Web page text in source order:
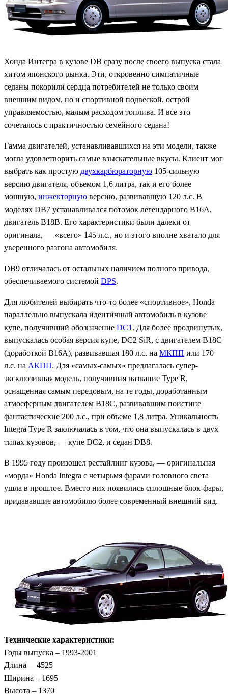
Хонда Интегра в кузове DB сразу после своего выпуска стала
хитом японского рынка. Эти, откровенно симпатичные
седаны покорили сердца потребителей не только своим
внешним видом, но и спортивной подвеской, острой
управляемостью, малым расходом топлива. И все это
сочеталось с практичностью семейного седана!
Гамма двигателей, устанавливавшихся на эти модели, также
могла удовлетворить самые взыскательные вкусы. Клиент мог
выбрать как простую двухкарбюраторную 105-сильную
версию двигателя, объемом 1,6 литра, так и его более
мощную, инжекторную версию, развивавшую 120 л.с. В
моделях DB7 устанавливался потомок легендарного B16A,
двигатель B18B. Его характеристики были далеки от
оригинала, — «всего» 145 л.с., но и этого вполне хватало для
уверенного разгона автомобиля.
DB9 отличалась от остальных наличием полного привода,
обеспечиваемого системой DPS.
Для любителей выбирать что-то более «спортивное», Honda
параллельно выпускала идентичный автомобиль в кузове
купе, получивший обозначение DC1 . Для более продвинутых,
выпускалась особая версия купе, DC2 SiR, с двигателем B18C
(доработкой B16A), развивавшая 180 л.с. на МКПП или 170
л.с. на АКПП. Для «самых-самых» предлагалась супер-
эксклюзивная модель, получившая название Type R,
оснащенная самым передовым, на те годы, доработанным
атмосферным двигателем B18C, развивавшим поистине
фантастические 200 л.с., при объеме 1,8 литра. Уникальность
Integra Type R заключалась в том, что она выпускалась в двух
типах кузовов, — купе DC2, и седан DB8.
В 1995 году произошел рестайлинг кузова, — оригинальная
«морда» Honda Integra с четырьмя фарами головного света
ушла в прошлое. Вместо них появились сплошные блок-фары,
придававшие автомобилю более современный внешний вид.
Технические характеристики:
Годы выпуска – 1993-2001
Длина – 4525
Ширина – 1695
Высота – 1370